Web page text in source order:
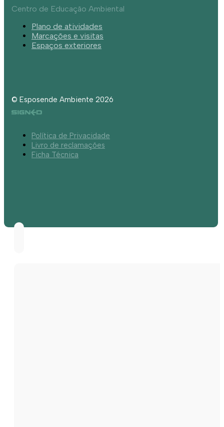
Centro de Educação Ambiental
Plano de atividades
Marcações e visitas
Espaços exteriores
© Esposende Ambiente 2026
Política de Privacidade
Livro de reclamações
Ficha Técnica